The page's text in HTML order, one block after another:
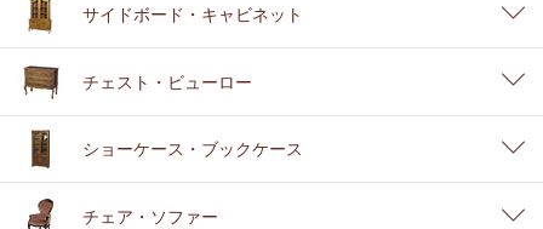
サイドボード・キャビネット
チェスト・ビューロー
ショーケース・ブックケース
チェア・ソファー